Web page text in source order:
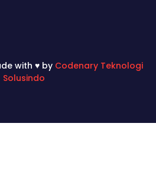
with ♥ by Codenary Teknologi
Solusindo